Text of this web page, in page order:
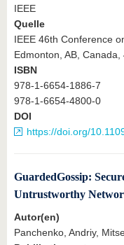
IEEE
Quelle
IEEE 46th Conference
Edmonton, AB,
ISBN
978-1-6654-1886-7
978-1-6654-4800-0
DOI
https://doi.org/
GuardedGossip:
Untrustworthy
Autor(en)
Panchenko, Andriy,